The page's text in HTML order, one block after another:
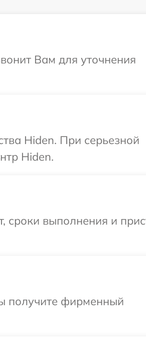
Вам для уточнения
Hiden. При серьезной
Hiden.
сроки выполнения и
получите фирменный